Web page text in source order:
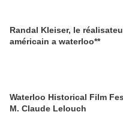
Randal Kleiser, le
américain a waterloo**
Waterloo Historical Film
M. Claude Lelouch